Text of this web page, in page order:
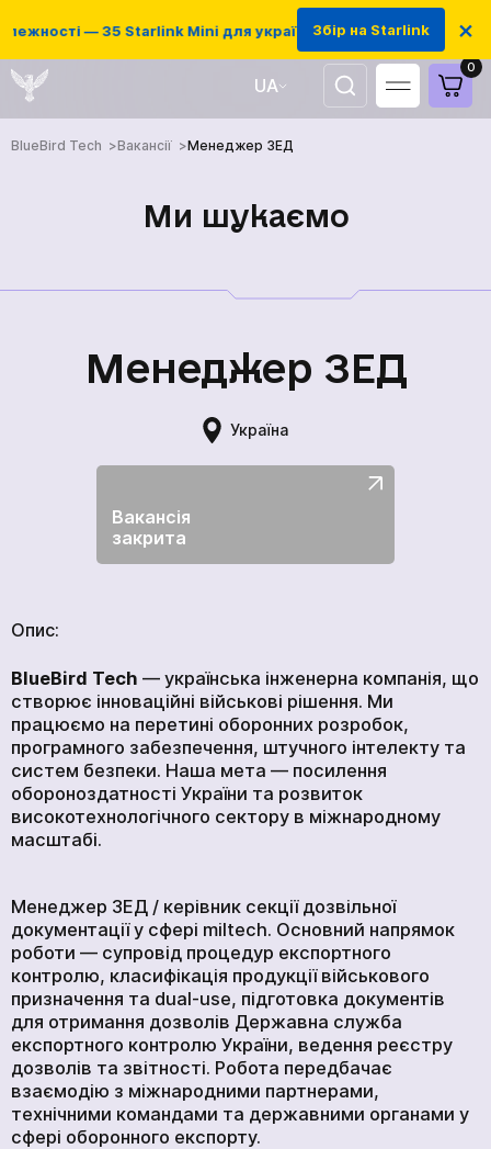
— 35 Starlink Mini для українських захисників
Збір на Starlink ×
UA
EN
0
ПРОДУКЦІЯ
ПОСЛУГИ
КОМПАНІЇ
МЕДІАЦЕНТР
ПРО НАС
МЕРЧ КОМПАНІЇ
ВІДГУКИ
КОНТАКТИ
Академія
BlueBird Tech Вакансії Менеджер ЗЕД
Ми шукаємо
Менеджер ЗЕД
Україна
Вакансія
закрита
Опис:
BlueBird Tech — українська інженерна компанія, що
створює інноваційні військові рішення. Ми
працюємо на перетині оборонних розробок,
програмного забезпечення, штучного інтелекту та
систем безпеки. Наша мета — посилення
обороноздатності України та розвиток
високотехнологічного сектору в міжнародному
масштабі.
Менеджер ЗЕД / керівник секції дозвільної
документації у сфері miltech. Основний напрямок
роботи — супровід процедур експортного
контролю, класифікація продукції військового
призначення та dual-use, підготовка документів
для отримання дозволів Державна служба
експортного контролю України, ведення реєстру
дозволів та звітності. Робота передбачає
взаємодію з міжнародними партнерами,
технічними командами та державними органами у
сфері оборонного експорту.